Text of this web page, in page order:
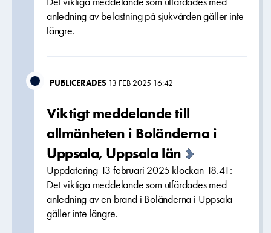
anledning av belastning på sjukvården gäller inte
längre.
PUBLICERADES 13 FEB 2025 16:42
Viktigt meddelande till
allmänheten i Boländerna i
Uppsala, Uppsala län
Uppdatering 13 februari 2025 klockan 18.41:
Det viktiga meddelande som utfärdades med
anledning av en brand i Boländerna i Uppsala
gäller inte längre.